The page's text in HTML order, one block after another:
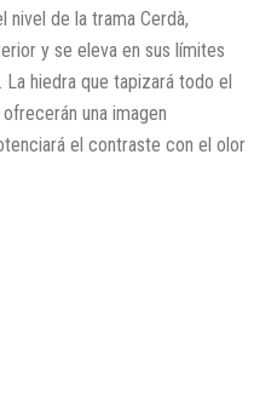
de la trama Cerdà,
y se eleva en sus límites
hiedra que tapizará todo el
una imagen
el contraste con el olor